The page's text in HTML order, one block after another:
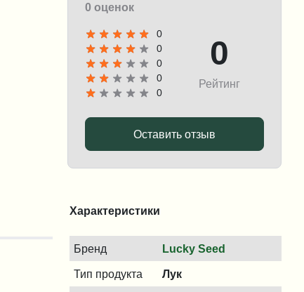
0 оценок
0
0
0
0
0
0
Рейтинг
Оставить отзыв
Характеристики
Бренд Lucky Seed
Тип продукта Лук